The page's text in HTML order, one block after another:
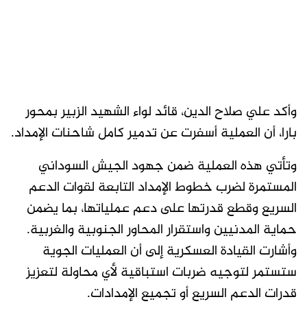
وأكد علي صلاح الدين، قائد لواء الشهيد الزبير بمحور
بارا، أن العملية أسفرت عن تدمير كامل شاحنات الإمداد.
وتأتي هذه العملية ضمن جهود الجيش السوداني
المستمرة لضرب خطوط الإمداد التابعة لقوات الدعم
السريع وقطع قدرتها على دعم عملياتها، بما يضمن
حماية المدنيين واستقرار المحاور الجنوبية والغربية.
وأشارت القيادة العسكرية إلى أن العمليات الجوية
ستستمر لتوجيه ضربات استباقية لأي محاولة لتعزيز
قدرات الدعم السريع أو تجميع الإمدادات.